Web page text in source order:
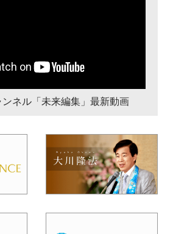
ネル「未来編集」最新動画